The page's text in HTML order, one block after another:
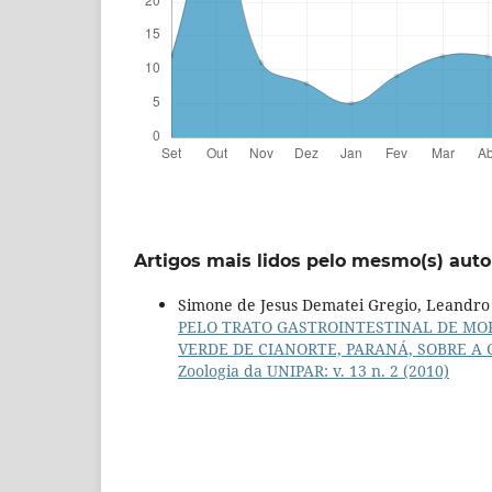
Artigos mais lidos pelo mesmo(s)
Simone de Jesus Dematei Gregio,
PELO TRATO GASTROINTESTINAL DE
VERDE DE CIANORTE, PARANÁ, SOBRE
Zoologia da UNIPAR: v. 13 n. 2 (2010)